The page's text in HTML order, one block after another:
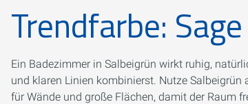
Trendfarbe:
Ein Badezimmer in Salbeigrün wirkt ruhig,
und klaren Linien kombinierst. Nutze
für Wände und große Flächen, damit der Raum